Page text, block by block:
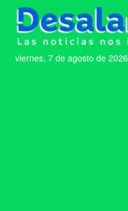
viernes, 7 de agosto de 2026